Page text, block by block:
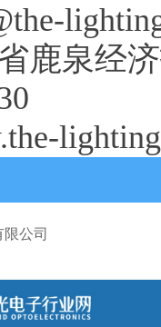
鹿泉经
公司